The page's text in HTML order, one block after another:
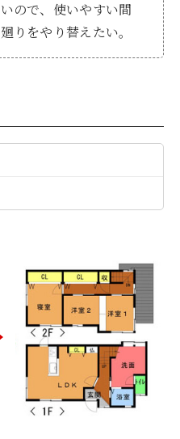
賃貸経営
ので、使いやすい間
りをやり替えたい。